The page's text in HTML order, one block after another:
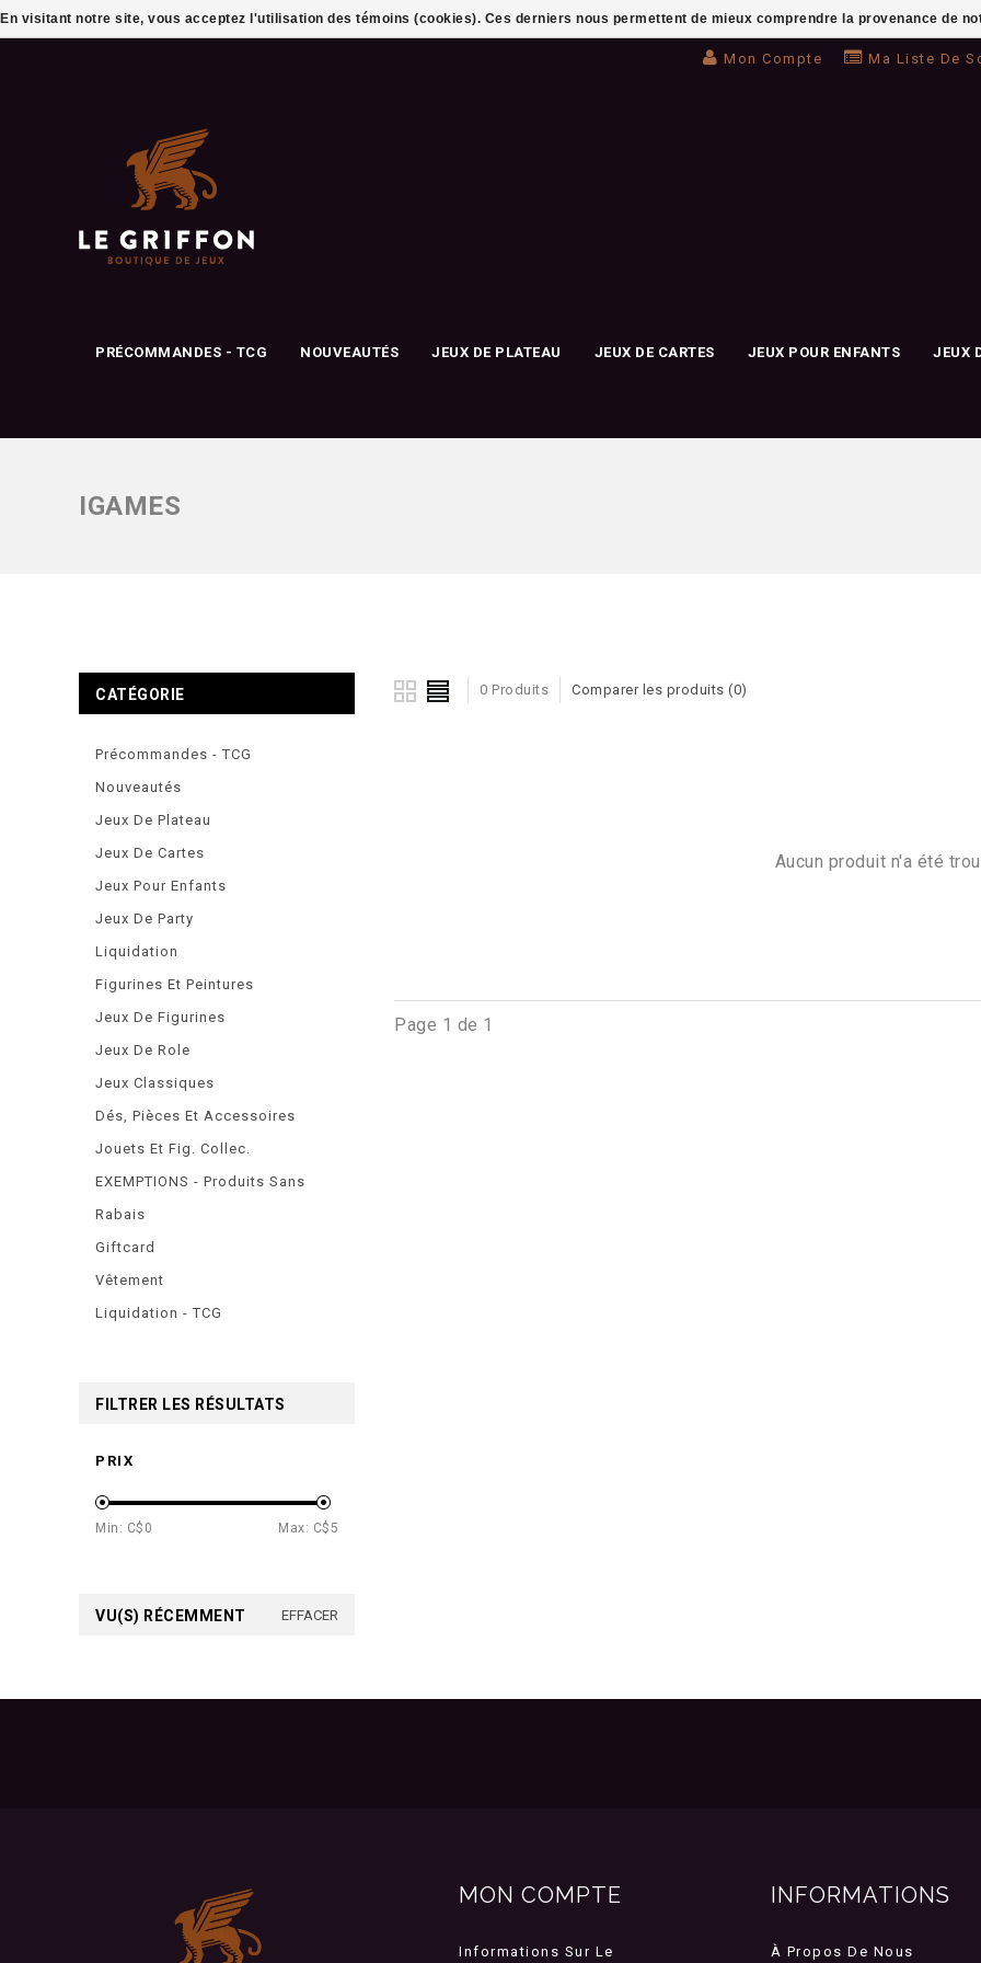
Mon Compte Ma Liste De
PRÉCOMMANDES - TCG NOUVEAUTÉS JEUX DE PLATEAU JEUX DE CARTES JEUX POUR ENFANTS JEUX
IGAMES
0 Produits Comparer les produits (0)
Aucun produit n'a été
Page 1 de 1
CATÉGORIE
Précommandes - TCG
Nouveautés
Jeux De Plateau
Jeux De Cartes
Jeux Pour Enfants
Jeux De Party
Liquidation
Figurines Et Peintures
Jeux De Figurines
Jeux De Role
Jeux Classiques
Dés, Pièces Et Accessoires
Jouets Et Fig. Collec.
EXEMPTIONS - Produits Sans
Rabais
Giftcard
Vêtement
Liquidation - TCG
FILTRER LES RÉSULTATS
PRIX
Min: C$ 0 Max: C$ 5
VU(S) RÉCEMMENT EFFACER
MON COMPTE
Informations Sur Le
INFORMATIONS
À Propos De Nous
En visitant notre site, vous acceptez l'utilisation des témoins (cookies). Ces derniers nous permettent de mieux comprendre la provenance de